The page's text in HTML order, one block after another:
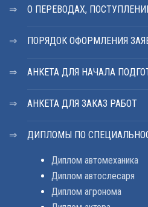
О ПЕРЕВОДАХ,
ПОРЯДОК ОФОРМЛЕНИЯ
АНКЕТА ДЛЯ НАЧАЛА
АНКЕТА ДЛЯ ЗАКАЗ РАБОТ
ДИПЛОМЫ ПО
Диплом автомеханика
Диплом автослесаря
Диплом агронома